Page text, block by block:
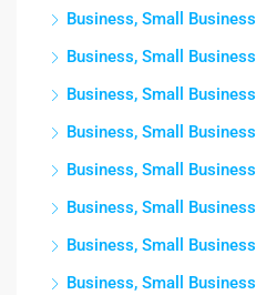
Business, Small Business
Business, Small Business
Business, Small Business
Business, Small Business
Business, Small Business
Business, Small Business
Business, Small Business
Business, Small Business